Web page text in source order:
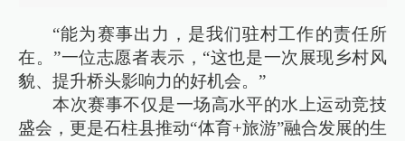
“能为赛事出力，是我们驻村工作的责任所
在。”一位志愿者表示，“这也是一次展现乡村风
貌、提升桥头影响力的好机会。”
本次赛事不仅是一场高水平的水上运动竞技
盛会，更是石柱县推动“体育+旅游”融合发展的生